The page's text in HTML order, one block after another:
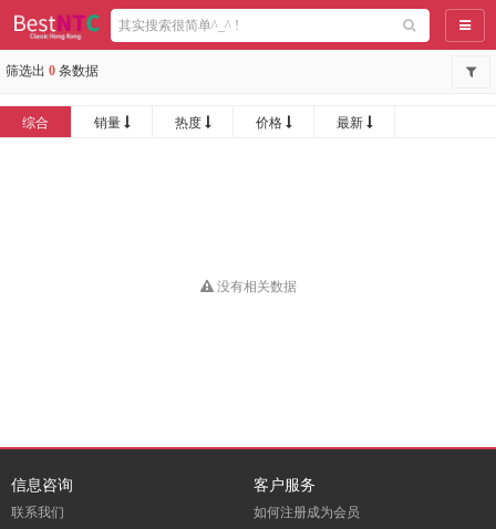
导航
筛选出 0 条数据
综合 销量 热度 价格 最新
没有相关数据
信息咨询
联系我们
客户服务
如何注册成为会员